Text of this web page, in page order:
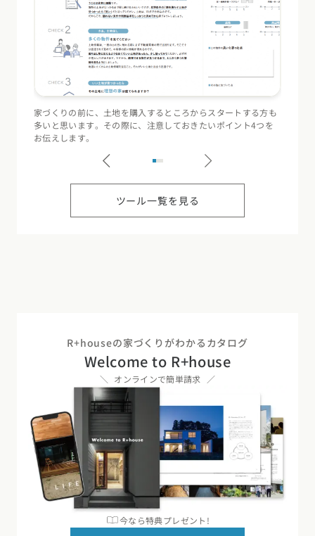
家づくりの前に、土地を購入するところからスタートする方も
多いと思います。その際に、注意しておきたいポイント4つを
お伝えします。
ツール一覧を見る
R+houseの家づくりがわかるカタログ
Welcome to R+house
オンラインで簡単請求
今なら特典プレゼント!
カタログ請求 イベント